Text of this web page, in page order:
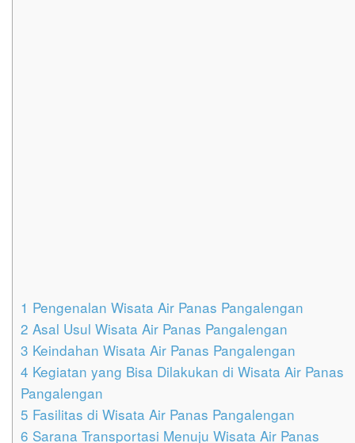
1 Pengenalan Wisata Air Panas Pangalengan
2 Asal Usul Wisata Air Panas Pangalengan
3 Keindahan Wisata Air Panas Pangalengan
4 Kegiatan yang Bisa Dilakukan di Wisata Air Panas
Pangalengan
5 Fasilitas di Wisata Air Panas Pangalengan
6 Sarana Transportasi Menuju Wisata Air Panas